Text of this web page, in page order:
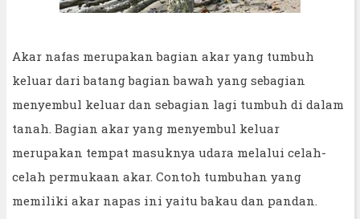
Akar nafas merupakan bagian akar yang tumbuh
keluar dari batang bagian bawah yang sebagian
menyembul keluar dan sebagian lagi tumbuh di dalam
tanah. Bagian akar yang menyembul keluar
merupakan tempat masuknya udara melalui celah-
celah permukaan akar. Contoh tumbuhan yang
memiliki akar napas ini yaitu bakau dan pandan.